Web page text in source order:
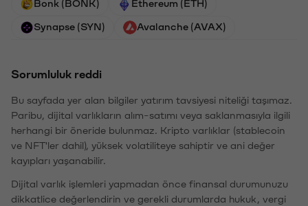
Bonk (BONK) Ethereum (ETH)
Synapse (SYN) Avalanche (AVAX)
Sorumluluk reddi
Bu sayfada yer alan bilgiler yatırım tavsiyesi niteliği taşımaz.
Paribu, dijital varlıkların alım-satımı veya saklanmasıyla ilgili
herhangi bir öneride bulunmaz. Kripto varlıklar (stablecoin
ve NFT'ler dahil), yüksek volatiliteye sahiptir ve ani değer
kayıpları yaşanabilir.
Dijital varlık işlemleri yapmadan önce finansal durumunuzu
dikkatlice değerlendirin ve gerekli durumlarda hukuk, vergi